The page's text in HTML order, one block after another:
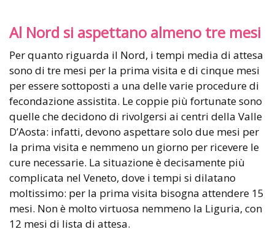
Al Nord si aspettano almeno tre mesi
Per quanto riguarda il Nord, i tempi media di attesa
sono di tre mesi per la prima visita e di cinque mesi
per essere sottoposti a una delle varie procedure di
fecondazione assistita. Le coppie più fortunate sono
quelle che decidono di rivolgersi ai centri della Valle
D’Aosta: infatti, devono aspettare solo due mesi per
la prima visita e nemmeno un giorno per ricevere le
cure necessarie. La situazione è decisamente più
complicata nel Veneto, dove i tempi si dilatano
moltissimo: per la prima visita bisogna attendere 15
mesi. Non è molto virtuosa nemmeno la Liguria, con
12 mesi di lista di attesa.